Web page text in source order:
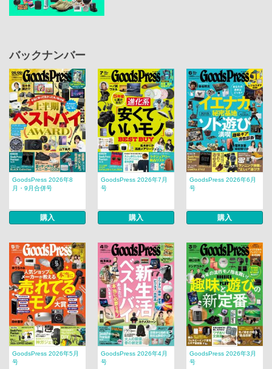
バックナンバー
GoodsPress 2026年8
月・9月合併号
購入
GoodsPress 2026年7月
号
購入
GoodsPress 2026年6月
号
購入
GoodsPress 2026年5月
号
GoodsPress 2026年4月
号
GoodsPress 2026年3月
号